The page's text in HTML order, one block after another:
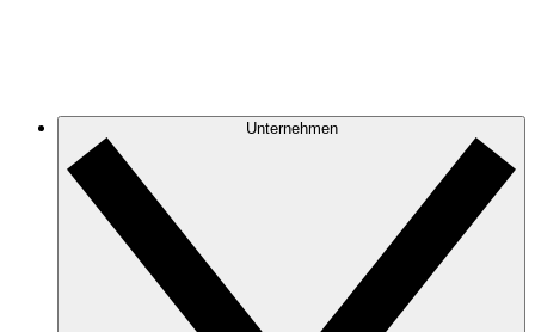
Unternehmen